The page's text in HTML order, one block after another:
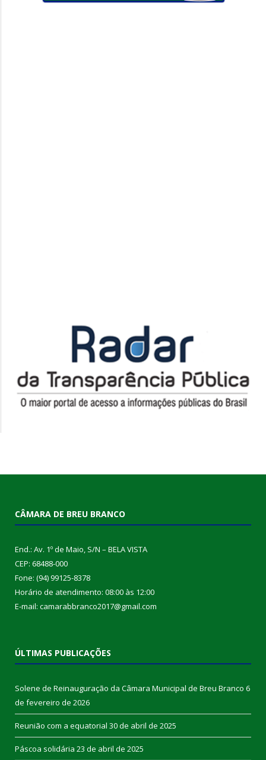
CÂMARA DE BREU BRANCO
End.: Av. 1º de Maio, S/N – BELA VISTA
CEP: 68488-000
Fone: (94) 99125-8378
Horário de atendimento: 08:00 às 12:00
E-mail: camarabbranco2017@gmail.com
ÚLTIMAS PUBLICAÇÕES
Solene de Reinauguração da Câmara Municipal de Breu Branco 6
de fevereiro de 2026
Reunião com a equatorial 30 de abril de 2025
Páscoa solidária 23 de abril de 2025